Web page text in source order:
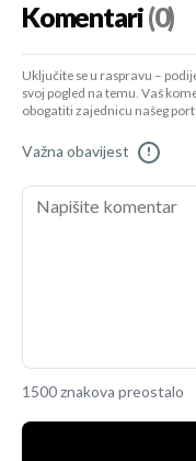
Komentari(0)
Uključite se u raspravu –
svoj pogled na temu. Vaš
obogatiti zajednicu našeg
Važna obavijest !
1500 znakova preostalo